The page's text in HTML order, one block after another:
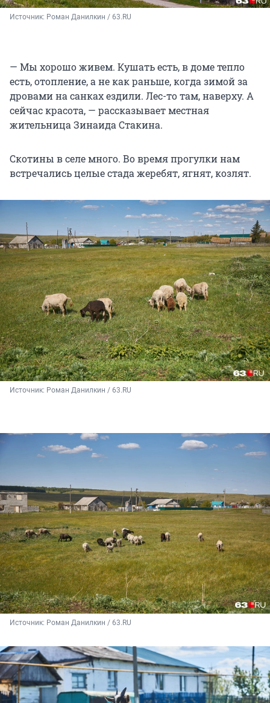
Источник: Роман Данилкин / 63.RU
— Мы хорошо живем. Кушать есть, в доме тепло
есть, отопление, а не как раньше, когда зимой за
дровами на санках ездили. Лес-то там, наверху. А
сейчас красота, — рассказывает местная
жительница Зинаида Стакина.
Скотины в селе много. Во время прогулки нам
встречались целые стада жеребят, ягнят, козлят.
Источник: Роман Данилкин / 63.RU
Источник: Роман Данилкин / 63.RU